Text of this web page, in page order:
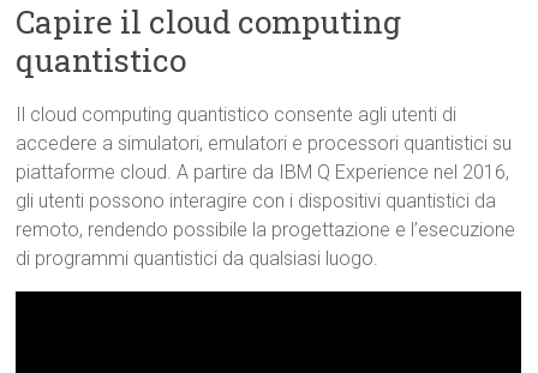
Capire il cloud computing
quantistico
Il cloud computing quantistico consente agli utenti di
accedere a simulatori, emulatori e processori quantistici su
piattaforme cloud. A partire da IBM Q Experience nel 2016,
gli utenti possono interagire con i dispositivi quantistici da
remoto, rendendo possibile la progettazione e l’esecuzione
di programmi quantistici da qualsiasi luogo.